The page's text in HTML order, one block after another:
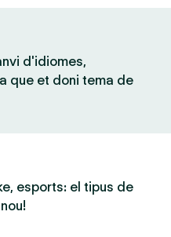
d'idiomes,
que et doni tema de
esports: el tipus de